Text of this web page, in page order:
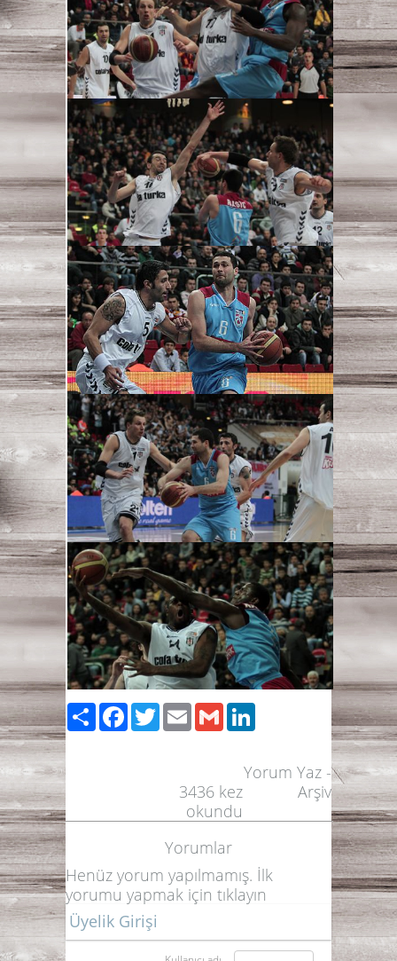
PaylaşFacebook
TwitterEmailGmail
Yorum Yaz -
Arşiv
3436 kez
okundu
Yorumlar
Henüz yorum yapılmamış. İlk
yorumu yapmak için tıklayın
Üyelik Girişi